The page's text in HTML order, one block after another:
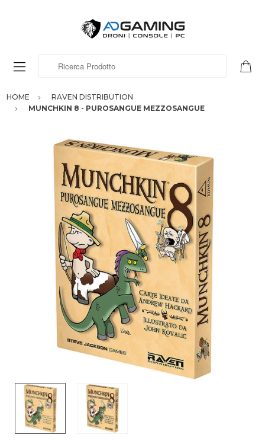
HOME
RAVEN DISTRIBUTION
MUNCHKIN 8 - PUROSANGUE MEZZOSANGUE